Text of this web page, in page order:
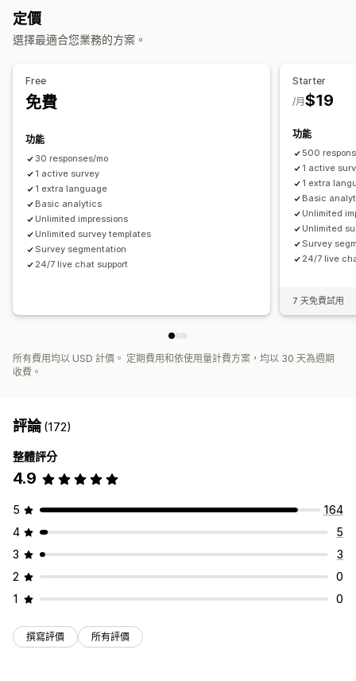
問卷調查類型
顧客滿意度
市場研究 Net Promoter Score (NPS)
申請提交管理
電子郵件
自訂彈出式視窗
定價
選擇最適合您業務的方案。
Free
免費
功能
30 responses/mo
1 active survey
1 extra language
Basic analytics
Unlimited impressions
Unlimited survey templates
Survey segmentation
24/7 live chat support
Starter
$19
/月
功能
500
1 active
1 extra
Basic
Unlimited
Unlimited
Survey
24/7 live
7 天免費試用
所有費用均以 USD 計價。 定期費用和依使用量計費方案，均以 30 天為週期
收費。
評論(172)
整體評分
4.9
5
164
4
5
3
3
2
0
1
0
撰寫評價 所有評價